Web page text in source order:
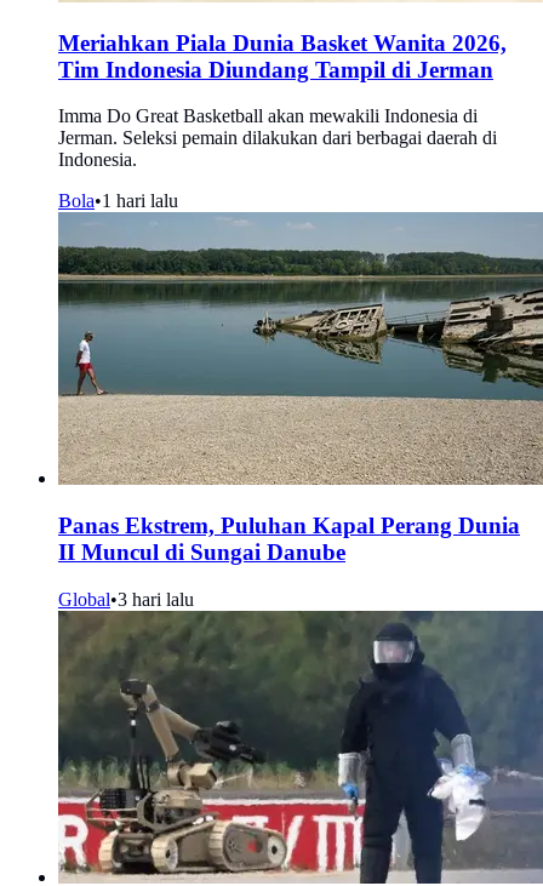
Meriahkan Piala Dunia Basket Wanita 2026,
Tim Indonesia Diundang Tampil di Jerman
Imma Do Great Basketball akan mewakili Indonesia di
Jerman. Seleksi pemain dilakukan dari berbagai daerah di
Indonesia.
Bola•1 hari lalu
Panas Ekstrem, Puluhan Kapal Perang Dunia
II Muncul di Sungai Danube
Global•3 hari lalu